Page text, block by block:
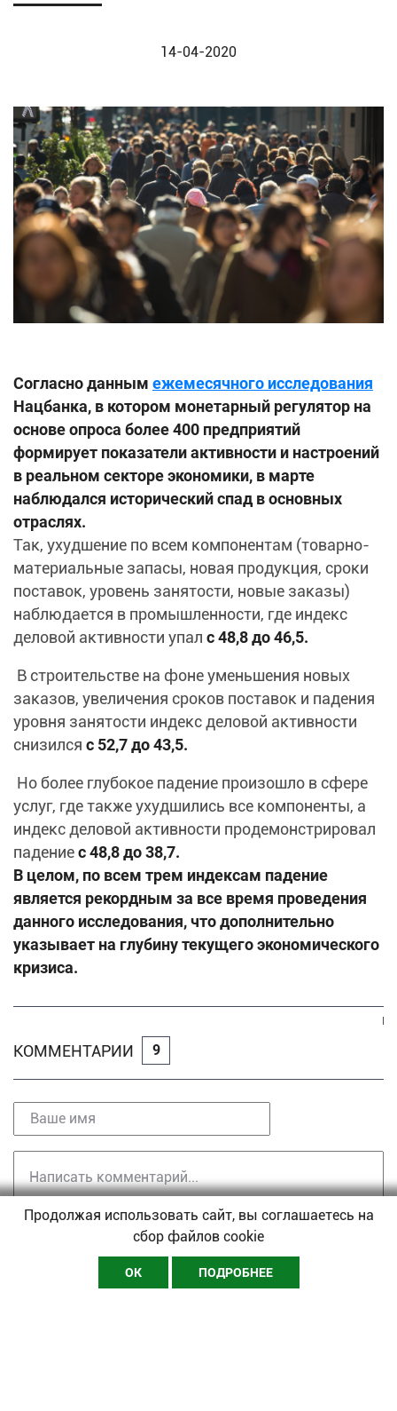
14-04-2020
Согласно данным ежемесячного исследования
Нацбанка, в котором монетарный регулятор на
основе опроса более 400 предприятий
формирует показатели активности и настроений
в реальном секторе экономики, в марте
наблюдался исторический спад в основных
отраслях.
Так, ухудшение по всем компонентам (товарно-
материальные запасы, новая продукция, сроки
поставок, уровень занятости, новые заказы)
наблюдается в промышленности, где индекс
деловой активности упал с 48,8 до 46,5.
В строительстве на фоне уменьшения новых
заказов, увеличения сроков поставок и падения
уровня занятости индекс деловой активности
снизился с 52,7 до 43,5.
Но более глубокое падение произошло в сфере
услуг, где также ухудшились все компоненты, а
индекс деловой активности продемонстрировал
падениес 48,8 до 38,7.
В целом, по всем трем индексам падение
является рекордным за все время проведения
данного исследования, что дополнительно
указывает на глубину текущего экономического
кризиса.
КОММЕНТАРИИ 9
Продолжая использовать сайт, вы соглашаетесь на
сбор файлов cookie
ОК ПОДРОБНЕЕ